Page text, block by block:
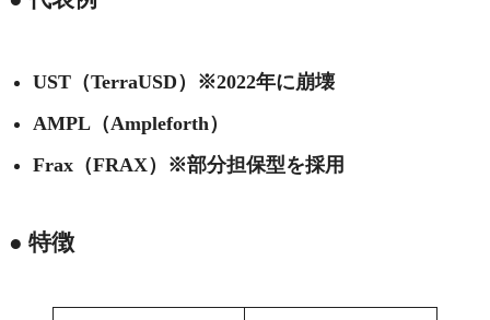
UST（TerraUSD）※2022年に崩壊
AMPL（Ampleforth）
Frax（FRAX）※部分担保型を採用
● 特徴